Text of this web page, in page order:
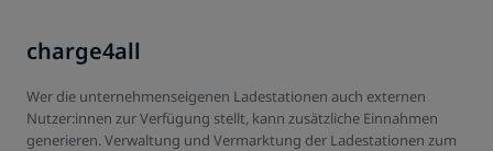
charge4all
Wer die unternehmenseigenen Ladestationen auch externen
Nutzer:innen zur Verfügung stellt, kann zusätzliche Einnahmen
generieren. Verwaltung und Vermarktung der Ladestationen zum